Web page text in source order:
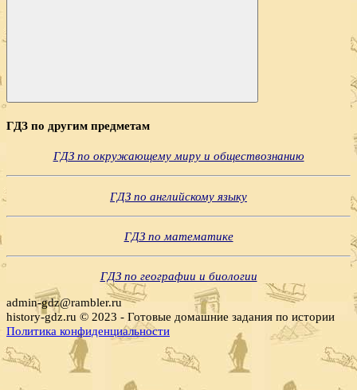
Поиск
ГДЗ по другим предметам
ГДЗ по окружающему миру и обществознанию
ГДЗ по английскому языку
ГДЗ по математике
ГДЗ по географии и биологии
admin-gdz@rambler.ru
history-gdz.ru © 2023 - Готовые домашние задания по истории
Политика конфиденциальности